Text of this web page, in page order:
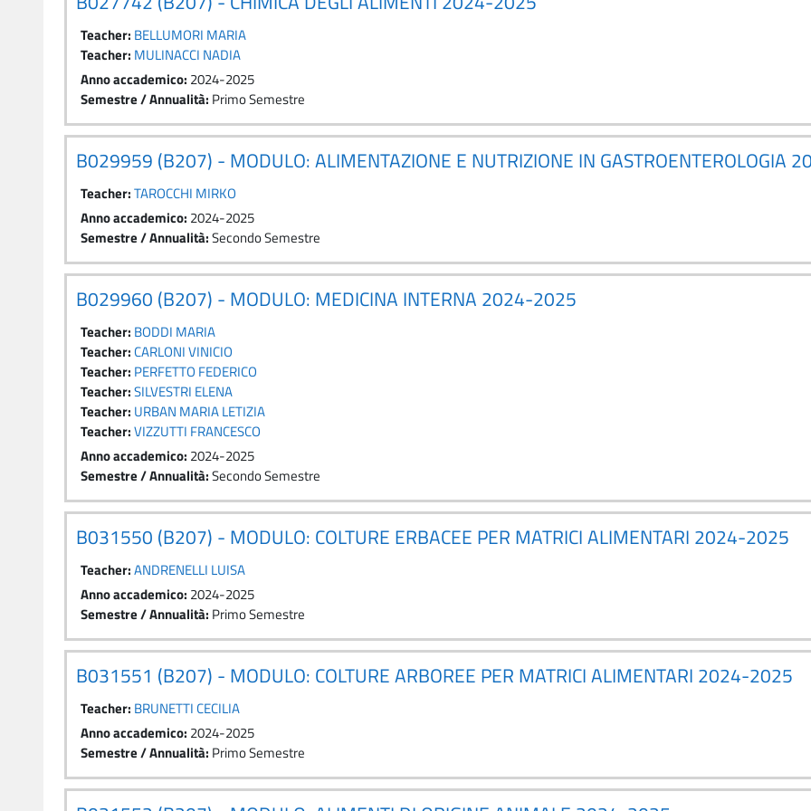
Teacher: BELLUMORI MARIA
Teacher: MULINACCI NADIA
Anno accademico: 2024-2025
Semestre / Annualità: Primo Semestre
B029959 (B207) - MODULO: ALIMENTAZIONE E NUTRIZIONE IN GASTROENTEROLOGIA
Teacher:TAROCCHI MIRKO
Anno accademico: 2024-2025
Semestre / Annualità:Secondo Semestre
B029960 (B207) - MODULO: MEDICINA INTERNA 2024-2025
Teacher: BODDI MARIA
Teacher:CARLONI VINICIO
Teacher: PERFETTO FEDERICO
Teacher:SILVESTRI ELENA
Teacher: URBAN MARIA LETIZIA
Teacher:VIZZUTTI FRANCESCO
Anno accademico: 2024-2025
Semestre / Annualità:Secondo Semestre
B031550 (B207) - MODULO: COLTURE ERBACEE PER MATRICI ALIMENTARI 2024-2025
Teacher:ANDRENELLI LUISA
Anno accademico: 2024-2025
Semestre / Annualità: Primo Semestre
B031551 (B207) - MODULO: COLTURE ARBOREE PER MATRICI ALIMENTARI 2024-2025
Teacher: BRUNETTI CECILIA
Anno accademico: 2024-2025
Semestre / Annualità: Primo Semestre